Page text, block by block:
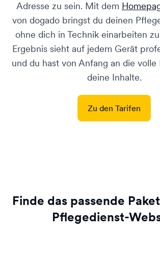
Adresse zu sein. Mit dem
von dogado bringst du deinen
ohne dich in Technik einarbeiten
Ergebnis sieht auf jedem Gerät
und du hast von Anfang an die
deine Inhalte.
Zu den Tarifen
Finde das passende
Pflegedienst-